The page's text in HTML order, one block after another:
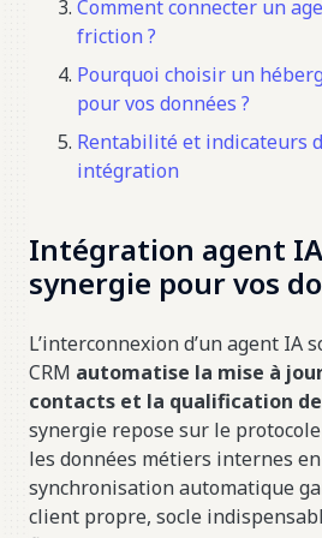
Comment connecter un
friction ?
Pourquoi choisir un
pour vos données ?
Rentabilité et indicateurs
intégration
Intégration agent IA
synergie pour vos
L’interconnexion d’un agent IA
CRM automatise la mise à
contacts et la qualification
synergie repose sur le
les données métiers internes
synchronisation automatique
client propre, socle